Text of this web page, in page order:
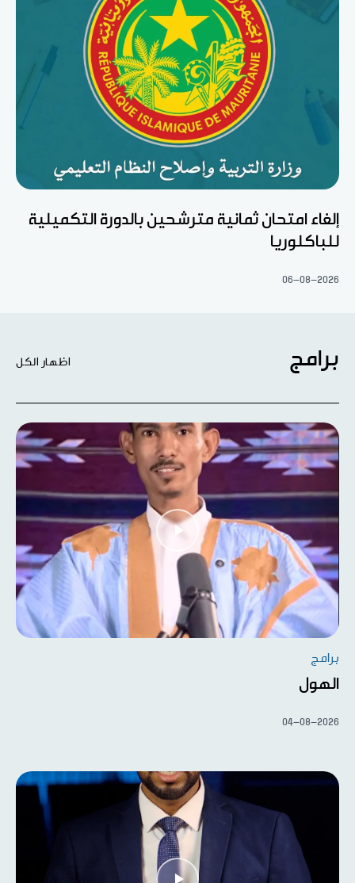
إلغاء امتحان ثمانية مترشحين بالدورة التكميلية
للباكلوريا
06-08-2026
برامج اظهار الكل
برامج
الهول
04-08-2026